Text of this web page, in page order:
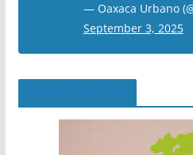
— Oaxaca Urbano
September 3, 2025